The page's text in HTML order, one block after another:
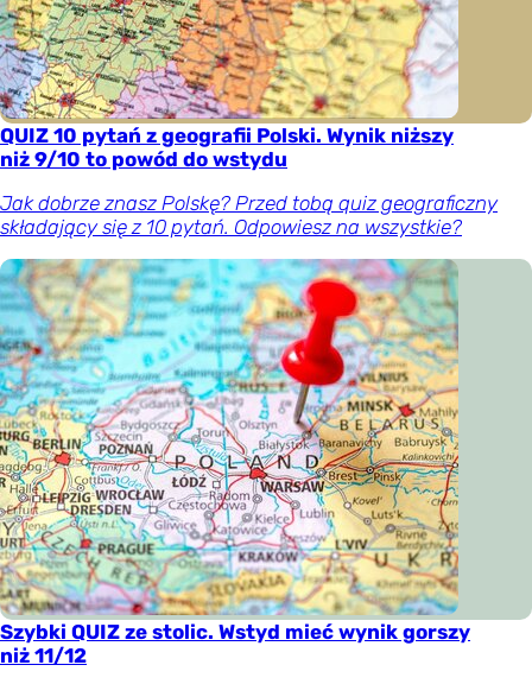
QUIZ 10 pytań z geografii Polski. Wynik niższy
niż 9/10 to powód do wstydu
Jak dobrze znasz Polskę? Przed tobą quiz geograficzny
składający się z 10 pytań. Odpowiesz na wszystkie?
Szybki QUIZ ze stolic. Wstyd mieć wynik gorszy
niż 11/12